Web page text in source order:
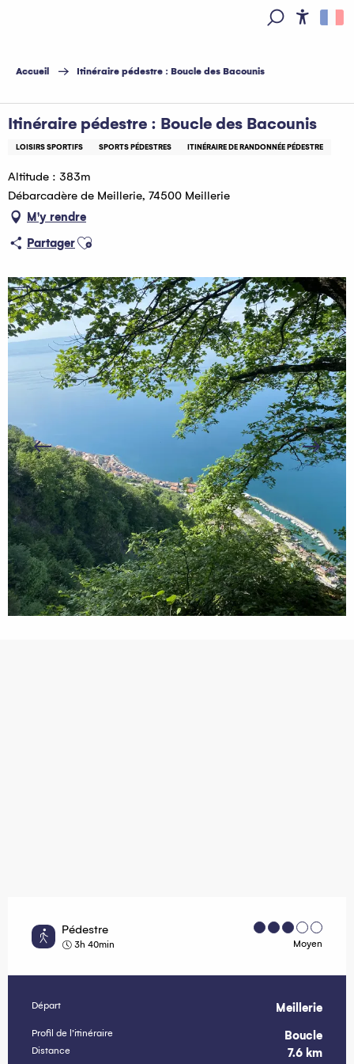
principal
Accueil Itinéraire pédestre : Boucle des Bacounis
Itinéraire pédestre : Boucle des Bacounis
LOISIRS SPORTIFS SPORTS PÉDESTRES ITINÉRAIRE DE RANDONNÉE PÉDESTRE
Altitude : 383m
Débarcadère de Meillerie, 74500 Meillerie
M'y rendre
PartagerAjouter aux favoris
Pédestre
3h 40min Moyen
Informations pratiques
Départ Meillerie
Profil de l’itinéraire Boucle
Distance 7.6 km